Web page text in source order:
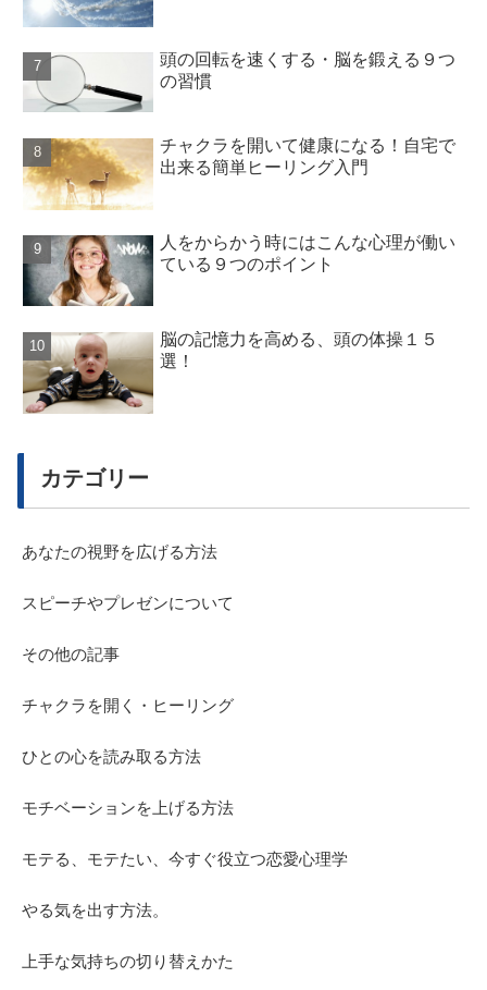
頭の回転を速くする・脳を鍛える９つ
の習慣
チャクラを開いて健康になる！自宅で
出来る簡単ヒーリング入門
人をからかう時にはこんな心理が働い
ている９つのポイント
脳の記憶力を高める、頭の体操１５
選！
カテゴリー
あなたの視野を広げる方法
スピーチやプレゼンについて
その他の記事
チャクラを開く・ヒーリング
ひとの心を読み取る方法
モチベーションを上げる方法
モテる、モテたい、今すぐ役立つ恋愛心理学
やる気を出す方法。
上手な気持ちの切り替えかた